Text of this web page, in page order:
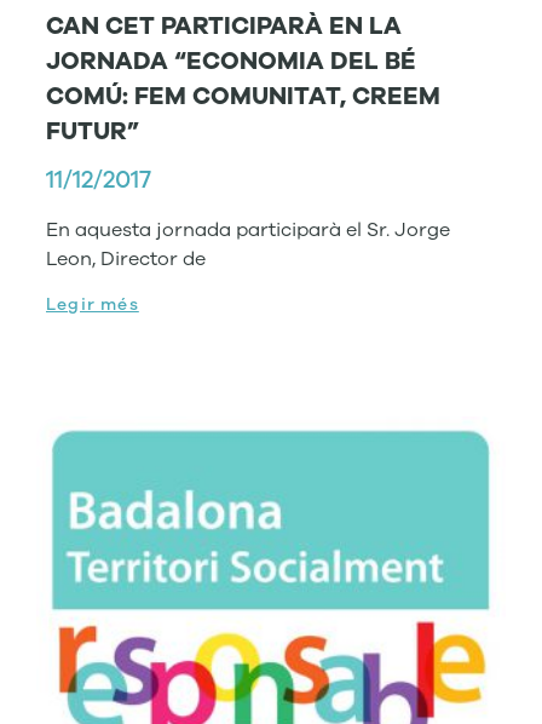
CAN CET PARTICIPARÀ EN LA
JORNADA “ECONOMIA DEL BÉ
COMÚ: FEM COMUNITAT, CREEM
FUTUR”
11/12/2017
En aquesta jornada participarà el Sr. Jorge
Leon, Director de
Legir més